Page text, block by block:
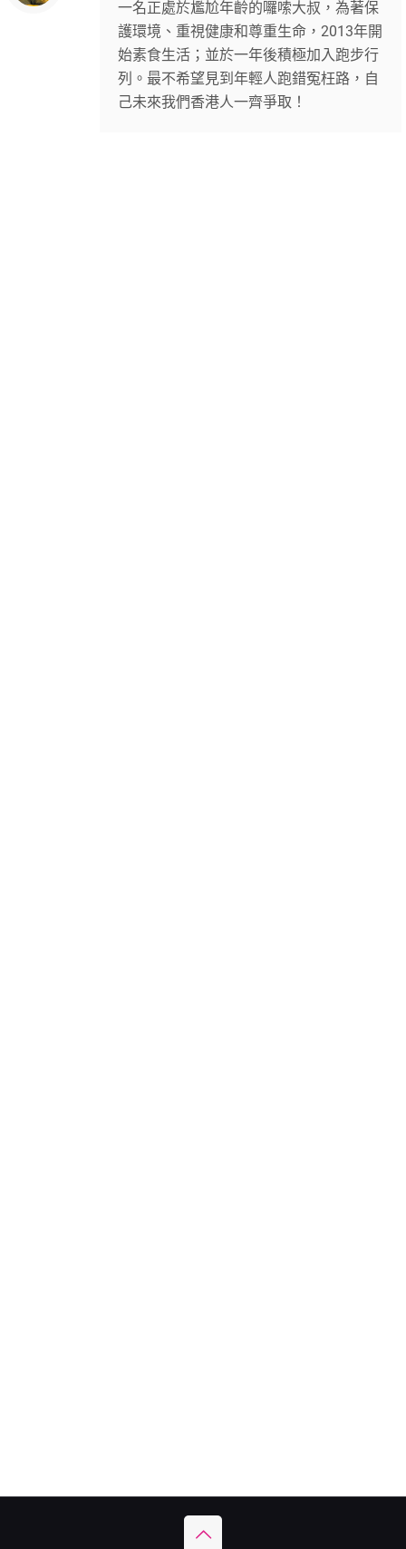
一名正處於尷尬年齡的囉嗦大叔，為著保
護環境、重視健康和尊重生命，2013年開
始素食生活；並於一年後積極加入跑步行
列。最不希望見到年輕人跑錯冤枉路，自
己未來我們香港人一齊爭取！